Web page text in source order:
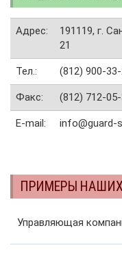
Адрес:
191119, г.
21
Тел.: (812) 900-33-
Факс: (812) 712-
E-mail: info@guard-
ПРИМЕРЫ НАШИХ
Управляющая